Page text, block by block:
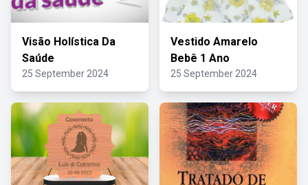
Visão Holística Da
Saúde
25 September 2024
Vestido Amarelo
Bebê 1 Ano
25 September 2024